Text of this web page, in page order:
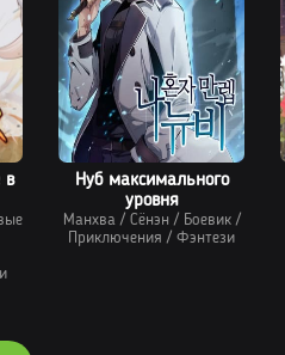
в
Нуб максимального
уровня
Манхва/ Сёнэн / Боевик/
Приключения / Фэнтези